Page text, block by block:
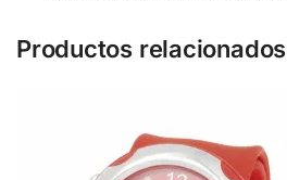
Productos relacionados